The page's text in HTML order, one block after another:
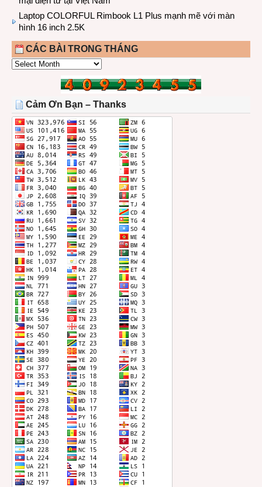
Laptop COLORFUL Rimbook L1 Plus mạnh mẽ với màn
hình 16 inch 2.5K
CÁC BÀI TRONG THÁNG
CÁC
THÁNG
Cảm Ơn Bạn – Thanks